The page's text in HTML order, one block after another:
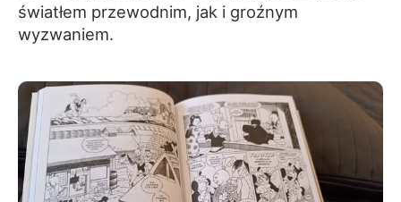
światłem przewodnim, jak i groźnym
wyzwaniem.